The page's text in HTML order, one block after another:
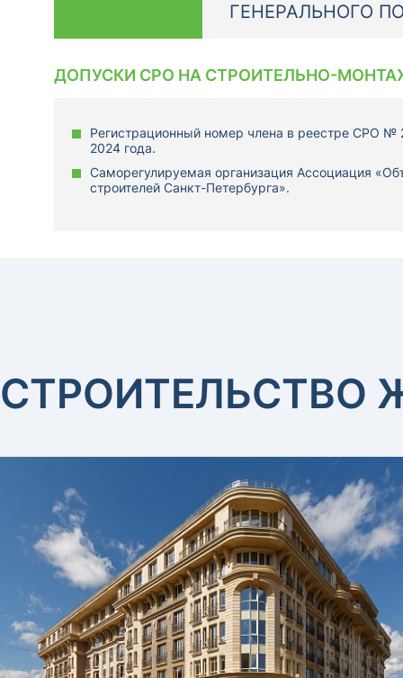
ГЕНЕРАЛЬНОГО
ДОПУСКИ СРО НА СТРОИТЕЛЬНО-
Регистрационный номер члена в реестре СРО №
2024 года.
Саморегулируемая организация Ассоциация
строителей Санкт-Петербурга».
СТРОИТЕЛЬСТВО